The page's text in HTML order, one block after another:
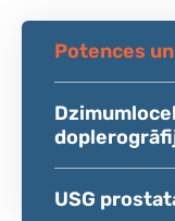
Potences
USG